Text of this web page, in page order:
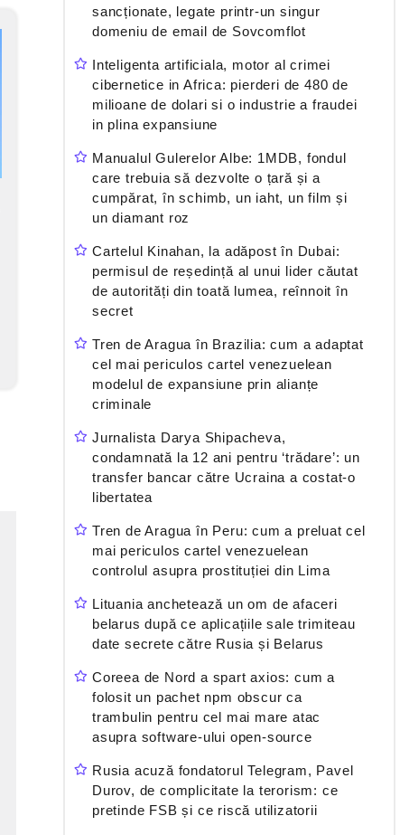
sancționate, legate printr-un singur
domeniu de email de Sovcomflot
Inteligenta artificiala, motor al crimei
cibernetice in Africa: pierderi de 480 de
milioane de dolari si o industrie a fraudei
in plina expansiune
Manualul Gulerelor Albe: 1MDB, fondul
care trebuia să dezvolte o țară și a
cumpărat, în schimb, un iaht, un film și
un diamant roz
Cartelul Kinahan, la adăpost în Dubai:
permisul de reședință al unui lider căutat
de autorități din toată lumea, reînnoit în
secret
Tren de Aragua în Brazilia: cum a adaptat
cel mai periculos cartel venezuelean
modelul de expansiune prin alianțe
criminale
Jurnalista Darya Shipacheva,
condamnată la 12 ani pentru ‘trădare’: un
transfer bancar către Ucraina a costat-o
libertatea
Tren de Aragua în Peru: cum a preluat cel
mai periculos cartel venezuelean
controlul asupra prostituției din Lima
Lituania anchetează un om de afaceri
belarus după ce aplicațiile sale trimiteau
date secrete către Rusia și Belarus
Coreea de Nord a spart axios: cum a
folosit un pachet npm obscur ca
trambulin pentru cel mai mare atac
asupra software-ului open-source
Rusia acuză fondatorul Telegram, Pavel
Durov, de complicitate la terorism: ce
pretinde FSB și ce riscă utilizatorii